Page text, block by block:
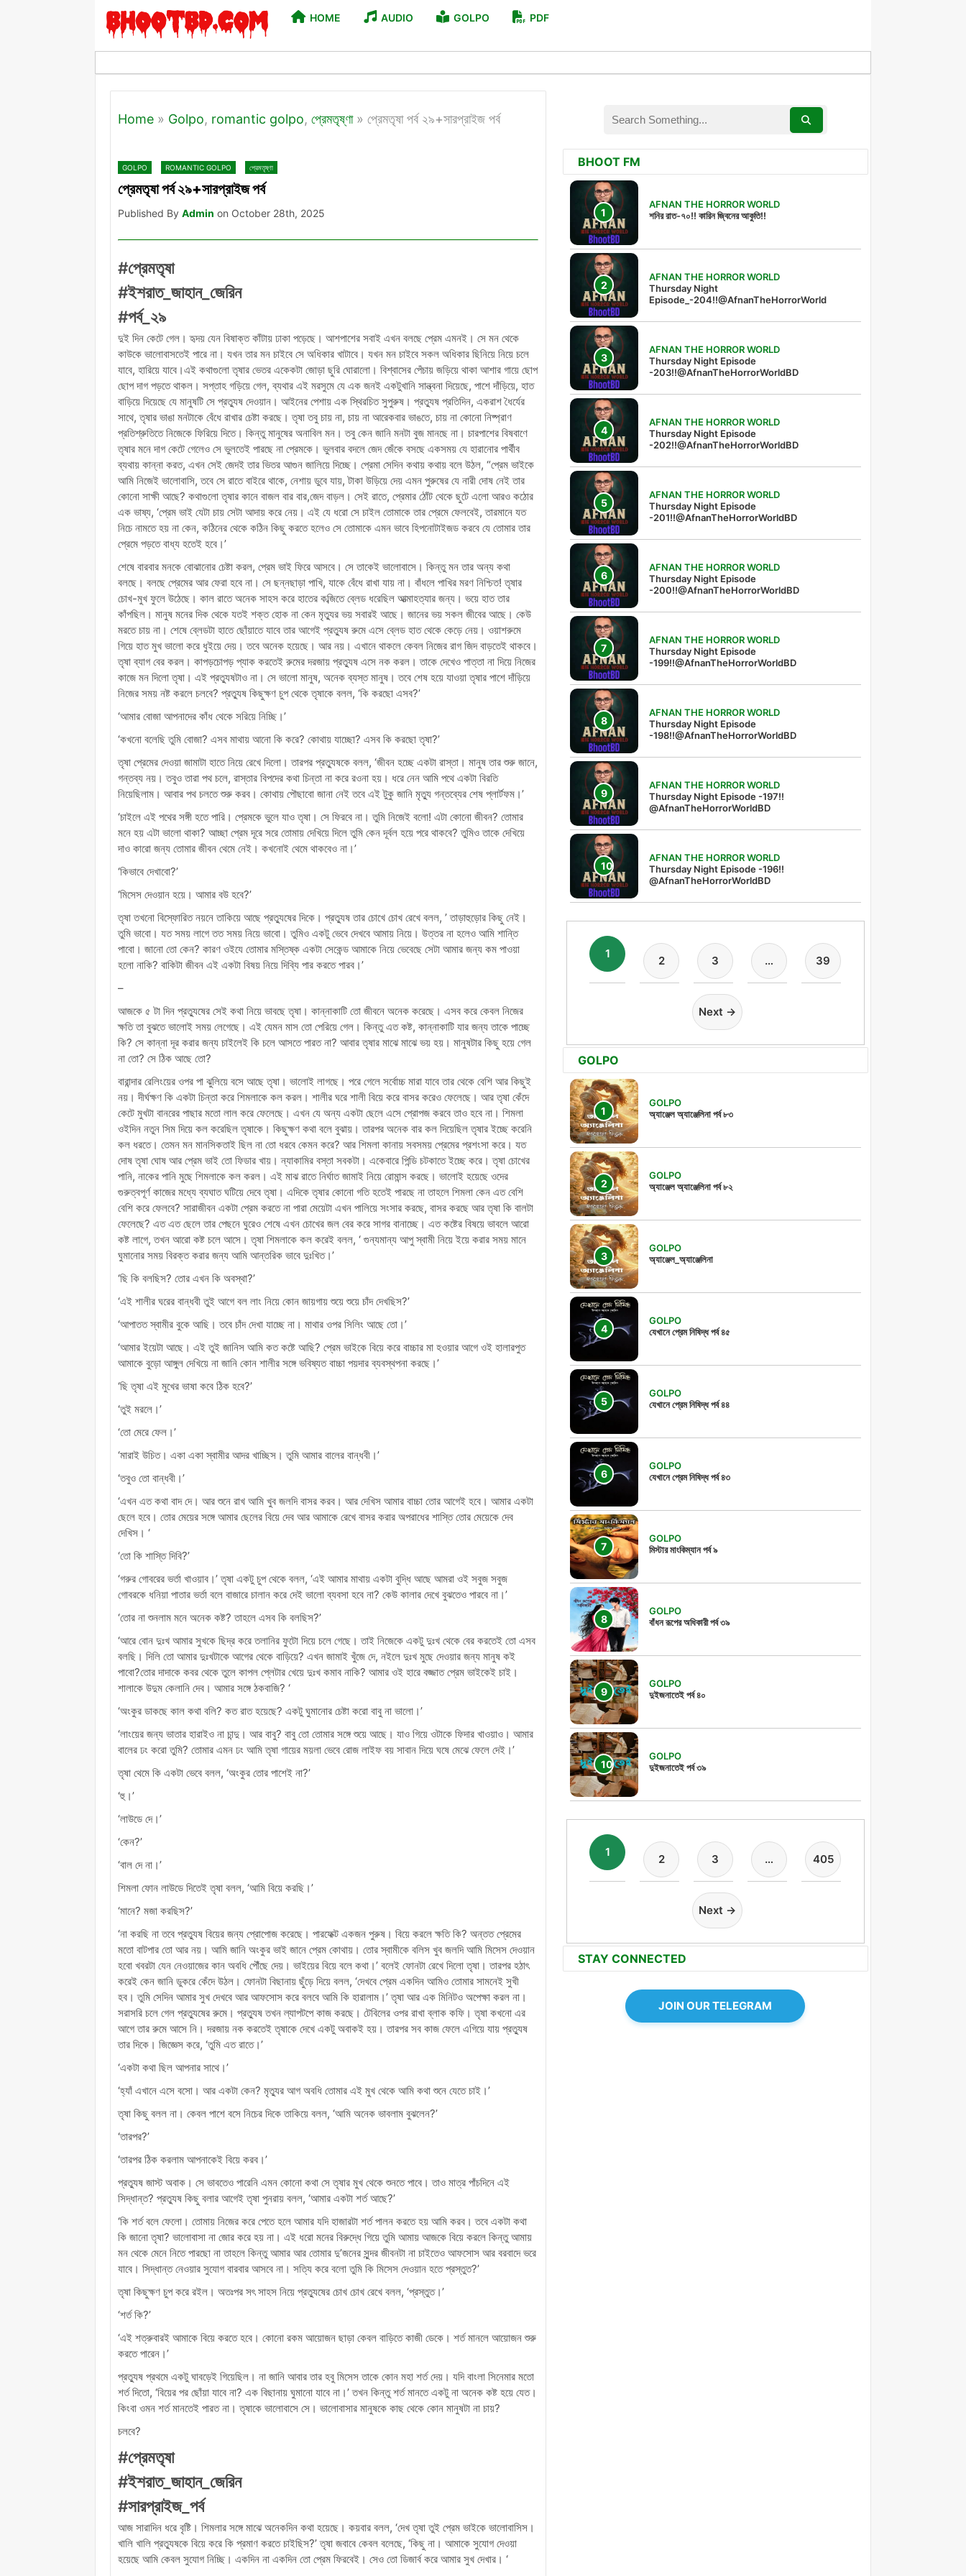
HOME AUDIO GOLPO PDF
Home » Golpo, romantic golpo, প্রেমতৃষ্ণা» প্রেমতৃষা পর্ব ২৯+সারপ্রাইজ পর্ব
GOLPO ROMANTIC GOLPO প্রেমতৃষ্ণা
প্রেমতৃষা পর্ব ২৯+সারপ্রাইজ পর্ব
Published By Admin on October 28th, 2025
#প্রেমতৃষা
#ইশরাত_জাহান_জেরিন
#পর্ব_২৯
দুই দিন কেটে গেল। হৃদয় যেন বিষাক্ত কাঁটায় ঢাকা পড়েছে। আশপাশের সবাই এখন বলছে প্রেম এমনই। সে মন থেকে
কাউকে ভালোবাসতেই পারে না। যখন তার মন চাইবে সে অধিকার খাটাবে। যখন মন চাইবে সকল অধিকার ছিনিয়ে নিয়ে চলে
যাবে, হারিয়ে যাবে।এই কথাগুলো তৃষার ভেতর একেকটা জোড়া ছুরি ঘোরালো। বিশ্বাসের পেঁচায় জড়িয়ে থাকা আশার গায়ে ছোপ
ছোপ দাগ পড়তে থাকল। সপ্তাহ গড়িয়ে গেল, ব্যথার এই মরসুমে যে এক জনই একটুখানি সান্ত্বনা দিয়েছে, পাশে দাঁড়িয়ে, হাত
বাড়িয়ে দিয়েছে যে মানুষটি সে প্রত্যুষ দেওয়ান। আইনের পেশায় এক স্থিরচিত সুপুরুষ। প্রত্যুষ প্রতিদিন, একরাশ ধৈর্যের
সাথে, তৃষার ভাঙা মনটাকে বেঁধে রাখার চেষ্টা করছে। তৃষা তবু চায় না, চায় না আরেকবার ভাঙতে, চায় না কোনো নিষ্প্রাণ
প্রতিশ্রুতিতে নিজেকে ফিরিয়ে দিতে। কিন্তু মানুষের অনাবিল মন। তবু কেন জানি মনটা বুজ মানছে না। চারপাশের বিষবাণে
তৃষার মনে দাগ কেটে গেলেও সে ভুলতেই পারছে না প্রেমকে। ভুলবার বদলে জেদ জেঁকে বসছে একসময় যে হারানোর পার্থীব
ব্যথায় কান্না করত, এখন সেই জেদই তার ভিতর আগুন জালিয়ে দিচ্ছে। প্রেমা সেদিন কথায় কথায় বলে উঠল, “প্রেম ভাইকে
আমি নিজেই ভালোবাসি, তবে সে রাতে বাইরে থাকে, নেশায় ডুবে যায়, টাকা উড়িয়ে দেয় এমন পুরুষের যে নারী দোষ নেই তার
কোনো সাক্ষী আছে? কথাগুলো তৃষার কানে বাজল বার বার,জেদ বাড়ল। সেই রাতে, প্রেমার ঠোঁট থেকে ছুটে এলো আরও কঠোর
এক ভাষ্য, ‘প্রেম ভাই যেটা চায় সেটা আদায় করে নেয়। এই যে ধরো সে চাইল তোমাকে তার প্রেমে ফেলবেই, তারমানে যত
নিচে নামতে হয় না কেন, কঠিনের থেকে কঠিন কিছু করতে হলেও সে তোমাকে এমন ভাবে হিপনোটাইজড করবে যে তোমার তার
প্রেমে পড়তে বাধ্য হতেই হবে।’
শেষে বারবার মনকে বোঝানোর চেষ্টা করল, প্রেম ভাই ফিরে আসবে। সে তাকেই ভালোবাসে। কিন্তু মন তার অন্য কথা
বলছে। বলছে প্রেমের আর ফেরা হবে না। সে ছন্নছাড়া পাখি, যাকে বেঁধে রাখা যায় না। বাঁধলে পাখির মরণ নিশ্চিত! তৃষার
চোখ-মুখ ফুলে উঠেছে। কাল রাতে অনেক সাহস করে হাতের কব্জিতে ব্লেড ধরেছিল আত্মাহত্যার জন্য। ভয়ে হাত তার
কাঁপছিল। মানুষ মনের দিক থেকে যতই শক্ত হোক না কেন মৃত্যুর ভয় সবারই আছে। জানের ভয় সকল জীবের আছে। কেউ
মরতে চায় না। শেষে ব্লেডটা হাতে ছোঁয়াতে যাবে তার আগেই প্রত্যুষ রুমে এসে ব্লেড হাত থেকে কেড়ে নেয়। ওয়াশরুমে
গিয়ে হাত মুখ ভালো করে ধুইয়ে দেয়। তবে অনেক হয়েছে। আর নয়। এখানে থাকলে কেবল নিজের রাগ জিদ বাড়তেই থাকবে।
তৃষা ব্যাগ বের করল। কাপড়চোপড় প্যাক করতেই রুমের দরজায় প্রত্যুষ এসে নক করল। তাকে দেখেও পাত্তা না দিয়ে নিজের
কাজে মন দিলো তৃষা। এই প্রত্যুষটাও না। সে ভালো মানুষ, অনেক ব্যস্ত মানুষ। তবে শেষ হয়ে যাওয়া তৃষার পাশে দাঁড়িয়ে
নিজের সময় নষ্ট করলে চলবে? প্রত্যুষ কিছুক্ষণ চুপ থেকে তৃষাকে বলল, ‘কি করছো এসব?’
‘আমার বোজা আপনাদের কাঁধ থেকে সরিয়ে নিচ্ছি।’
‘কখনো বলেছি তুমি বোজা? এসব মাথায় আনো কি করে? কোথায় যাচ্ছো? এসব কি করছো তৃষা?’
তৃষা প্রেমের দেওয়া জামাটা হাতে নিয়ে রেখে দিলো। তারপর প্রত্যুষকে বলল, ‘জীবন হচ্ছে একটা রাস্তা। মানুষ তার শুরু জানে,
গন্তব্য নয়। তবুও তারা পথ চলে, রাস্তার বিপদের কথা চিন্তা না করে রওনা হয়। ধরে নেন আমি পথে একটা বিরতি
নিয়েছিলাম। আবার পথ চলতে শুরু করব। কোথায় পৌছাবো জানা নেই তবে এই টুকু জানি মৃত্যু গন্তব্যের শেষ প্লার্টফম।’
‘চাইলে এই পথের সঙ্গী হতে পারি। প্রেমকে ভুলে যাও তৃষা। সে ফিরবে না। তুমি নিজেই বলো! এটা কোনো জীবন? তোমার
মনে হয় এটা ভালো থাকা? আচ্ছা প্রেম দূরে সরে তোমায় দেখিয়ে দিলে তুমি কেন দূর্বল হয়ে পরে থাকবে? তুমিও তাকে দেখিয়ে
দাও কারো জন্য তোমার জীবন থেমে নেই। কখনোই থেমে থাকবেও না।’
‘কিভাবে দেখাবো?’
‘মিসেস দেওয়ান হয়ে। আমার বউ হবে?’
তৃষা তখনো বিস্ফোরিত নয়নে তাকিয়ে আছে প্রত্যুষের দিকে। প্রত্যুষ তার চোখে চোখ রেখে বলল, ’ তাড়াহুড়োর কিছু নেই।
তুমি ভাবো। যত সময় লাগে তত সময় নিয়ে ভাবো। তুমিও একটু ভেবে দেখবে আমায় নিয়ে। উত্তর না হলেও আমি শান্তি
পাবো। জানো তো কেন? কারণ ওইযে তোমার মস্তিষ্ক একটা সেকেন্ড আমাকে নিয়ে ভেবেছে সেটা আমার জন্য কম পাওয়া
হলো নাকি? বাকিটা জীবন এই একটা বিষয় নিয়ে দিব্যি পার করতে পারব।’
–
আজকে ৫ টা দিন প্রত্যুষের সেই কথা নিয়ে ভাবছে তৃষা। কান্নাকাটি তো জীবনে অনেক করেছে। এসব করে কেবল নিজের
ক্ষতি তা বুঝতে ভালোই সময় লেগেছে। এই যেমন মাস তো পেরিয়ে গেল। কিন্তু এত কষ্ট, কান্নাকাটি যার জন্য তাকে পাচ্ছে
কি? সে কান্না দূর করার জন্য চাইলেই কি চলে আসতে পারত না? আবার তৃষার মাঝে মাঝে ভয় হয়। মানুষটার কিছু হয়ে গেল
না তো? সে ঠিক আছে তো?
বারান্দার রেলিংয়ের ওপর পা ঝুলিয়ে বসে আছে তৃষা। ভালোই লাগছে। পরে গেলে সর্বোচ্চ মারা যাবে তার থেকে বেশি আর কিছুই
নয়। দীর্ঘক্ষণ কি একটা চিন্তা করে শিমলাকে কল করল। শালীর ঘরে শালী বিয়ে করে বাসর করেও ফেলেছে। আর তৃষা কেঁদে
কেটে মুখটা বানরের পাছার মতো লাল করে ফেলেছে। এখন যে অন্য একটা ছেলে এসে প্রোপজ করবে তাও হবে না। শিমলা
ওইদিন নতুন সিম দিয়ে কল করেছিল তৃষাকে। কিছুক্ষণ কথা বলে বুঝায়। তারপর অনেক বার কল দিয়েছিল তৃষার ইচ্ছে করেনি
কল ধরতে। তেমন মন মানসিকতাই ছিল না তো ধরবে কেমন করে? আর শিমলা কানায় সবসময় প্রেমের প্রশংসা করে। যত
দোষ তৃষা ঘোষ আর প্রেম ভাই তো ফিডার খায়। ন্যাকামির বস্তা সবকটা। একেবারে পিন্ডি চটকাতে ইচ্ছে করে। তৃষা চোখের
পানি, নাকের পানি মুছে শিমলাকে কল করল। এই মাঝ রাতে নির্ঘাত জামাই নিয়ে রোমান্স করছে। ভালোই হয়েছে ওদের
গুরুত্বপূর্ণ কাজের মধ্যে ব্যঘাত ঘটিয়ে দেবে তৃষা। এদিকে তৃষার কোনো গতি হতেই পারছে না তাহলে শিমলা কেন এত বেশি
বেশি করে ফেলবে? সারাজীবন একটা প্রেম করতে না পারা মেয়েটা এখন পালিয়ে সংসার করছে, বাসর করছে আর তৃষা কি বালটা
ফেলেছে? এত এত ছেলে তার পেছনে ঘুরেও শেষে এখন চোখের জল বের করে সাগর বানাচ্ছে। এত কষ্টের বিষয়ে ভাবলে আরো
কষ্ট লাগে, তখন আরো কষ্ট চলে আসে। তৃষা শিমলাকে কল করেই বলল, ‘ গুন্যমান্য আপু স্বামী নিয়ে ইয়ে করার সময় মানে
ঘুমানোর সময় বিরক্ত করার জন্য আমি আন্তরিক ভাবে দুঃখিত।’
‘ছি কি বলছিস? তোর এখন কি অবস্থা?’
‘এই শালীর ঘরের বান্ধবী তুই আগে বল লাং নিয়ে কোন জায়গায় শুয়ে শুয়ে চাঁদ দেখছিস?’
‘আপাতত স্বামীর বুকে আছি। তবে চাঁদ দেখা যাচ্ছে না। মাথার ওপর সিলিং আছে তো।’
‘আমার ইয়েটা আছে। এই তুই জানিস আমি কত কষ্টে আছি? প্রেম ভাইকে বিয়ে করে বাচ্চার মা হওয়ার আগে ওই হালারপুত
আমাকে বুড়ো আঙ্গুল দেখিয়ে না জানি কোন শালীর সঙ্গে ভবিষ্যত বাচ্চা পয়দার ব্যবস্থপনা করছে।’
‘ছি তৃষা এই মুখের ভাষা কবে ঠিক হবে?’
‘তুই মরলে।’
‘তো মেরে ফেল।’
‘মারাই উচিত। একা একা স্বামীর আদর খাচ্ছিস। তুমি আমার বালের বান্ধবী।’
‘তবুও তো বান্ধবী।’
‘এখন এত কথা বাদ দে। আর শুনে রাখ আমি খুব জলদি বাসর করব। আর দেখিস আমার বাচ্চা তোর আগেই হবে। আমার একটা
ছেলে হবে। তোর মেয়ের সঙ্গে আমার ছেলের বিয়ে দেব আর আমাকে রেখে বাসর করার অপরাধের শাস্তি তোর মেয়েকে দেব
দেখিস। ‘
‘তো কি শাস্তি দিবি?’
‘গরুর গোবরের ভর্তা খাওয়াব।’ তৃষা একটু চুপ থেকে বলল, ‘এই আমার মাথায় একটা বুদ্ধি আছে আমরা ওই সবুজ সবুজ
গোবরকে ধনিয়া পাতার ভর্তা বলে বাজারে চালান করে দেই ভালো ব্যবসা হবে না? কেউ কালার দেখে বুঝতেও পারবে না।’
‘তোর না শুনলাম মনে অনেক কষ্ট? তাহলে এসব কি বলছিস?’
‘আরে বোন দুঃখ আমার সুখকে ছিদ্র করে তলানির ফুটো দিয়ে চলে গেছে। তাই নিজেকে একটু দুঃখ থেকে বের করতেই তো এসব
বলছি। দিলি তো আমার দুঃখটাকে আগের থেকে বাড়িয়ে? এখন জামাই খুঁজে দে, নইলে দুঃখ মুছে দেওয়ার জন্য মানুষ কই
পাবো?তোর দাদাকে কবর থেকে তুলে কাপল প্লেটার খেয়ে দুঃখ কমাব নাকি? আমার ওই হারে বজ্জাত প্রেম ভাইকেই চাই।
শালাকে উদুম কেলানি দেব। আমার সঙ্গে ঠকবাজি? ‘
‘অংকুর ডাকছে কাল কথা বলি? কত রাত হয়েছে? একটু ঘুমানোর চেষ্টা করো বাবু না ভালো।’
‘লাংয়ের জন্য ভাতার হারাইও না চান্দু। আর বাবু? বাবু তো তোমার সঙ্গে শুয়ে আছে। যাও গিয়ে ওটাকে ফিদার খাওয়াও। আমার
বালের ঢং করো তুমি? তোমার এমন ঢং আমি তৃষা গায়ের ময়লা ভেবে রোজ লাইফ বয় সাবান দিয়ে ঘষে মেঝে ফেলে দেই।’
তৃষা থেমে কি একটা ভেবে বলল, ‘অংকুর তোর পাশেই না?’
‘হু।’
‘লাউডে দে।’
‘কেন?’
‘বাল দে না।’
শিমলা ফোন লাউডে দিতেই তৃষা বলল, ‘আমি বিয়ে করছি।’
‘মানে? মজা করছিস?’
‘না করছি না তবে প্রত্যুষ বিয়ের জন্য প্রোপোজ করেছে। পারফেক্ট একজন পুরুষ। বিয়ে করলে ক্ষতি কি? অন্তত প্রেমের
মতো বাটপার তো আর নয়। আমি জানি অংকুর ভাই জানে প্রেম কোথায়। তোর স্বামীকে বলিস খুব জলদি আমি মিসেস দেওয়ান
হবো খবরটা যেন নেওয়াজের কান অবধি পৌঁছে দেয়। ভাইয়ের বিয়ে বলে কথা।’ বলেই ফোনটা রেখে দিলো তৃষা। তারপর হঠাৎ
করেই কেন জানি ডুকরে কেঁদে উঠল। ফোনটা বিছানায় ছুঁড়ে দিয়ে বলল, ‘দেখবে প্রেম একদিন আমিও তোমার সামনেই সুখী
হব। তুমি সেদিন আমার সুখ দেখবে আর আফসোস করে বলবে আমি কি হারালাম।’ তৃষা আর এক মিনিটও অপেক্ষা করল না।
সরাসরি চলে গেল প্রত্যুষের রুমে। প্রত্যুষ তখন ল্যাপটপে কাজ করছে। টেবিলের ওপর রাখা ব্লাক কফি। তৃষা কখনো এর
আগে তার রুমে আসে নি। দরজায় নক করতেই তৃষাকে দেখে একটু অবাকই হয়। তারপর সব কাজ ফেলে এগিয়ে যায় প্রত্যুষ
তার দিকে। জিজ্ঞেস করে, ‘তুমি এত রাতে।’
‘একটা কথা ছিল আপনার সাথে।’
‘হ্যাঁ এখানে এসে বসো। আর একটা কেন? মৃত্যুর আগ অবধি তোমার এই মুখ থেকে আমি কথা শুনে যেতে চাই।’
তৃষা কিছু বলল না। কেবল পাশে বসে নিচের দিকে তাকিয়ে বলল, ‘আমি অনেক ভাবলাম বুঝলেন?’
‘তারপর?’
‘তারপর ঠিক করলাম আপনাকেই বিয়ে করব।’
প্রত্যুষ জাস্ট অবাক। সে ভাবতেও পারেনি এমন কোনো কথা সে তৃষার মুখ থেকে শুনতে পাবে। তাও মাত্র পাঁচদিনে এই
সিদ্ধান্ত? প্রত্যুষ কিছু বলার আগেই তৃষা পুনরায় বলল, ‘আমার একটা শর্ত আছে?’
‘কি শর্ত বলে ফেলো। তোমায় নিজের করে পেতে হলে আমার যদি হাজারটা শর্ত পালন করতে হয় আমি করব। তবে একটা কথা
কি জানো তৃষা? ভালোবাসা না জোর করে হয় না। এই ধরো মনের বিরুদ্ধে গিয়ে তুমি আমায় আজকে বিয়ে করলে কিন্তু আমায়
মন থেকে মেনে নিতে পারছো না তাহলে কিন্তু আমার আর তোমার দু’জনের সুন্দর জীবনটা না চাইতেও আফসোস আর বরবাদে ভরে
যাবে। সিদ্ধান্ত নেওয়ার সুযোগ বারবার আসবে না। সত্যি করে বলো তুমি কি মিসেস দেওয়ান হতে প্রস্তুত?’
তৃষা কিছুক্ষণ চুপ করে রইল। অতঃপর সৎ সাহস নিয়ে প্রত্যুষের চোখ চোখ রেখে বলল, ‘প্রস্তুত।’
‘শর্ত কি?’
‘এই শত্রুবারই আমাকে বিয়ে করতে হবে। কোনো রকম আয়োজন ছাড়া কেবল বাড়িতে কাজী ডেকে। শর্ত মানলে আয়োজন শুরু
করতে পারেন।’
প্রত্যুষ প্রথমে একটু ঘাবড়েই গিয়েছিল। না জানি আবার তার হবু মিসেস তাকে কোন মহা শর্ত দেয়। যদি বাংলা সিনেমার মতো
শর্ত দিতো, ‘বিয়ের পর ছোঁয়া যাবে না? এক বিছানায় ঘুমানো যাবে না।’ তখন কিন্তু শর্ত মানতে একটু না অনেক কষ্ট হয়ে যেত।
কিংবা ওমন শর্ত মানতেই পারত না। তৃষাকে ভালোবাসে সে। ভালোবাসার মানুষকে কাছ থেকে কোন মানুষটা না চায়?
চলবে?
#প্রেমতৃষা
#ইশরাত_জাহান_জেরিন
#সারপ্রাইজ_পর্ব
আজ সারাদিন ধরে বৃষ্টি। শিমলার সঙ্গে মাঝে অনেকদিন কথা হয়েছে। কয়বার বলল, ‘দেখ তৃষা তুই প্রেম ভাইকে ভালোবাসিস।
খালি খালি প্রত্যুষকে বিয়ে করে কি প্রমাণ করতে চাইছিস?’ তৃষা জবাবে কেবল বলেছে, ‘কিছু না। আমাকে সুযোগ দেওয়া
হয়েছে আমি কেবল সুযোগ নিচ্ছি। একদিন না একদিন তো প্রেম ফিরবেই। সেও তো ডিজার্ব করে আমার সুখ দেখার। ‘
BHOOT FM
AFNAN THE HORROR WORLD
শনির রাত-৭০!! কারিন জ্বিনের আকুতি!!
AFNAN THE HORROR WORLD
Thursday Night
Episode_-204!!@AfnanTheHorrorWorld
AFNAN THE HORROR WORLD
Thursday Night Episode
-203!!@AfnanTheHorrorWorldBD
AFNAN THE HORROR WORLD
Thursday Night Episode
-202!!@AfnanTheHorrorWorldBD
AFNAN THE HORROR WORLD
Thursday Night Episode
-201!!@AfnanTheHorrorWorldBD
AFNAN THE HORROR WORLD
Thursday Night Episode
-200!!@AfnanTheHorrorWorldBD
AFNAN THE HORROR WORLD
Thursday Night Episode
-199!!@AfnanTheHorrorWorldBD
AFNAN THE HORROR WORLD
Thursday Night Episode
-198!!@AfnanTheHorrorWorldBD
AFNAN THE HORROR WORLD
Thursday Night Episode -197!!‪
@AfnanTheHorrorWorldBD‬
AFNAN THE HORROR WORLD
Thursday Night Episode -196!!
@AfnanTheHorrorWorldBD
1
2 3 … 39
Next →
GOLPO
GOLPO
অ্যাঞ্জেল অ্যাঞ্জেলিনা পর্ব ৮৩
GOLPO
অ্যাঞ্জেল অ্যাঞ্জেলিনা পর্ব ৮২
GOLPO
অ্যাঞ্জেল_অ্যাঞ্জেলিনা
GOLPO
যেখানে প্রেম নিষিদ্ধ পর্ব ৪৫
GOLPO
যেখানে প্রেম নিষিদ্ধ পর্ব ৪৪
GOLPO
যেখানে প্রেম নিষিদ্ধ পর্ব ৪৩
GOLPO
মিস্টার মাংকিম্যান পর্ব ৯
GOLPO
বাঁধন রূপের অধিকারী পর্ব ৩৯
GOLPO
দুইজনাতেই পর্ব ৪০
GOLPO
দুইজনাতেই পর্ব ৩৯
1
2 3 … 405
Next →
STAY CONNECTED
JOIN OUR TELEGRAM